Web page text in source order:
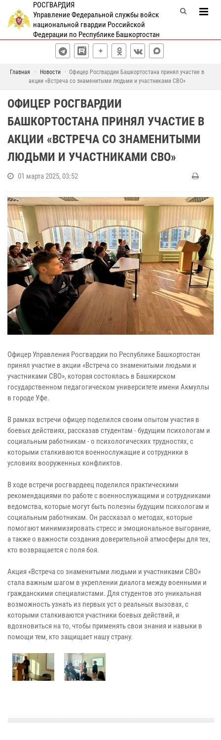
РОСГВАРДИЯ
Управление Федеральной службы войск
национальной гвардии Российской
Федерации по Республике Башкортостан
Главная Новости
Офицер Росгвардии Башкортостана принял участие в
акции «Встреча со знаменитыми людьми и участниками СВО»
ОФИЦЕР РОСГВАРДИИ
БАШКОРТОСТАНА ПРИНЯЛ УЧАСТИЕ В
АКЦИИ «ВСТРЕЧА СО ЗНАМЕНИТЫМИ
ЛЮДЬМИ И УЧАСТНИКАМИ СВО»
01 марта 2025, 03:52
Офицер Управления Росгвардии по Республике Башкортостан
принял участие в акции «Встреча со знаменитыми людьми и
участниками СВО», которая состоялась в Башкирском
государственном педагогическом университете имени Акмуллы
в городе Уфе.
В рамках встречи офицер поделился своим опытом участия в
боевых действиях, рассказав студентам - будущим психологам и
социальным работникам - о психологических трудностях, с
которыми сталкиваются военнослужащие и сотрудники в
условиях вооруженных конфликтов.
В ходе встречи росгвардеец поделился практическими
рекомендациями по работе с военнослужащими и сотрудниками
ведомства, которые могут быть полезны будущим психологам и
социальным работникам. Он рассказал о методах, которые
помогают минимизировать стресс и эмоциональное выгорание,
а также о важности создания доверительной атмосферы для тех,
кто возвращается с поля боя.
Акция «Встреча со знаменитыми людьми и участниками СВО»
стала важным шагом в укреплении диалога между военными и
гражданскими специалистами. Для студентов это уникальная
возможность узнать из первых уст о реальных вызовах, с
которыми сталкиваются участники боевых действий, и
вдохновиться на то, чтобы применять свои знания и навыки в
помощи тем, кто защищает нашу страну.